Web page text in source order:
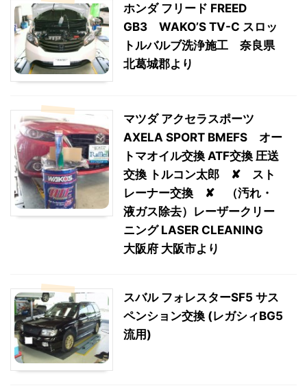
ホンダ フリード FREED
GB3 WAKO’S TV-C スロッ
トルバルブ洗浄施工 奈良県
北葛城郡より
マツダ アクセラスポーツ
AXELA SPORT BMEFS オー
トマオイル交換 ATF交換 圧送
交換 トルコン太郎 ✘ スト
レーナー交換 ✘ （汚れ・
液ガス除去）レーザークリー
ニング LASER CLEANING
大阪府 大阪市より
スバル フォレスターSF5 サス
ペンション交換 (レガシィBG5
流用)